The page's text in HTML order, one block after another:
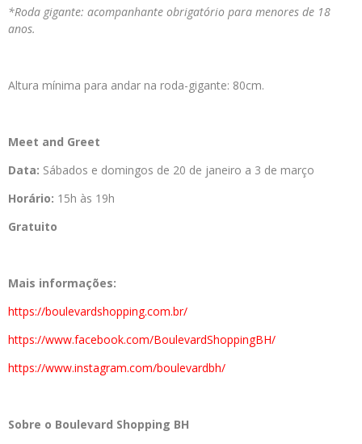
*Roda gigante: acompanhante obrigatório para menores de 18
anos.
Altura mínima para andar na roda-gigante: 80cm.
Meet and Greet
Data: Sábados e domingos de 20 de janeiro a 3 de março
Horário: 15h às 19h
Gratuito
Mais informações:
https://boulevardshopping.com.br/
https://www.facebook.com/BoulevardShoppingBH/
https://www.instagram.com/boulevardbh/
Sobre o Boulevard Shopping BH